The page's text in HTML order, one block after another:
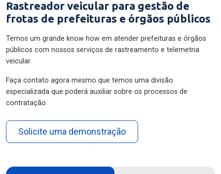
Rastreador veicular para gestão de
frotas de prefeituras e órgãos públicos
Temos um grande know how em atender prefeituras e órgãos
públicos com nossos serviços de rastreamento e telemetria
veicular.
Faça contato agora mesmo que temos uma divisão
especializada que poderá auxiliar sobre os processos de
contratação.
Solicite uma demonstração